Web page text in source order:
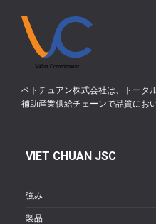
ベトチュアン株式会社は、トータ
補助産業供給チェーンで品質にお
VIET CHUAN JSC
強み
製品